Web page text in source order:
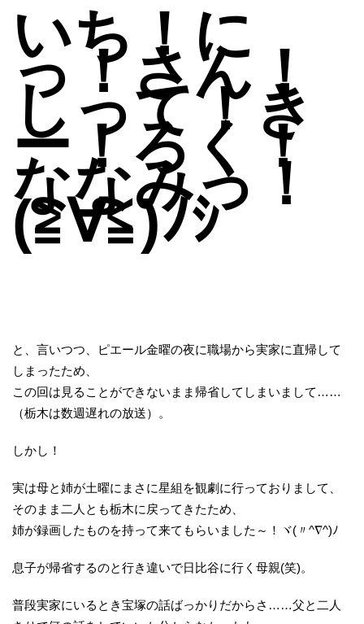
いち！に
っ！さん！
しって！き
ー！ろく！
ななみっ！
(≧∀≦)ﾉｼ
と、言いつつ、ピエール金曜の夜に職場から実家に直帰して
しまったため、
この回は見ることができないまま帰省してしまいまして……
（栃木は数週遅れの放送）。
しかし！
実は母と姉が土曜にまさに星組を観劇に行っておりまして、
そのまま二人とも栃木に戻ってきたため、
姉が録画したものを持って来てもらいました～！ヾ(〃^∇^)ﾉ
息子が帰省するのと行き違いで日比谷に行く母親(笑)。
普段実家にいるとき宝塚の話ばっかりだからさ……父と二人